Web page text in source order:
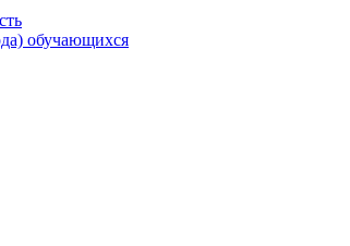
обучающихся